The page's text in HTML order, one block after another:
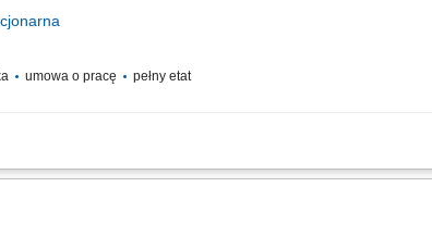
umowa o pracę pełny etat
wykonywanych prac; Zarządzanie harmonogramem prac;